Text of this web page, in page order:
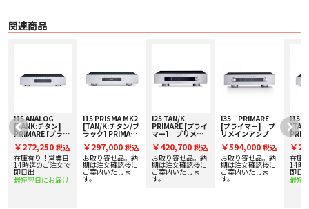
関連商品
I15 ANALOG
[TANK:チタン]
PRIMARE [プライ
アンプ
￥272,250 税込
在庫有り！営業日
14時迄のご注文で
即日出
最短翌日にお届け
I15 PRISMA MK2
[TAN/K:チタン/ブ
ラック] PRIMARE
メインアンプ 下取
り査定額20%アッ
プ実施中！
￥297,000 税込
お取り寄せ品。納
期は注文確認後に
ご案内いたしま
す。
I25 TAN/K
PRIMARE [プライ
マー] プリメイ
￥420,700 税込
お取り寄せ品。納
期は注文確認後に
ご案内いたしま
す。
I35 PRIMARE
[プライマー] プ
リメインアンプ
￥594,000 税込
お取り寄せ品。納
期は注文確認後に
ご案内いたしま
す。
I15
アン
￥
在庫
14時
即日
最短